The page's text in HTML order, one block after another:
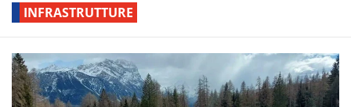
INFRASTRUTTURE